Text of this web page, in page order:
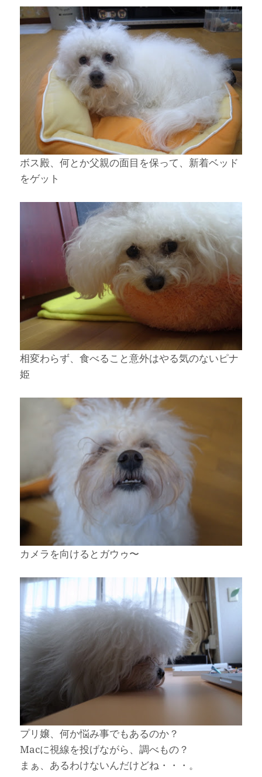
ボス殿、何とか父親の面目を保って、新着ベッド
をゲット
相変わらず、食べること意外はやる気のないピナ
姫
カメラを向けるとガウゥ〜
プリ嬢、何か悩み事でもあるのか？
Macに視線を投げながら、調べもの？
まぁ、あるわけないんだけどね・・・。